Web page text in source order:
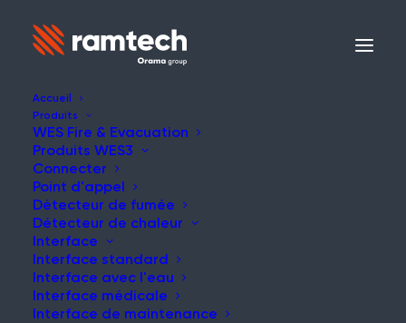
Accueil
Produits
WES Fire & Evacuation
Produits WES3
Connecter
Point d'appel
Détecteur de fumée
Détecteur de chaleur
Interface
Interface standard
Interface avec l'eau
Interface médicale
Interface de maintenance
NOUVELLES
Qu'est-ce qu'un réseau
maillé ? Pourquoi le